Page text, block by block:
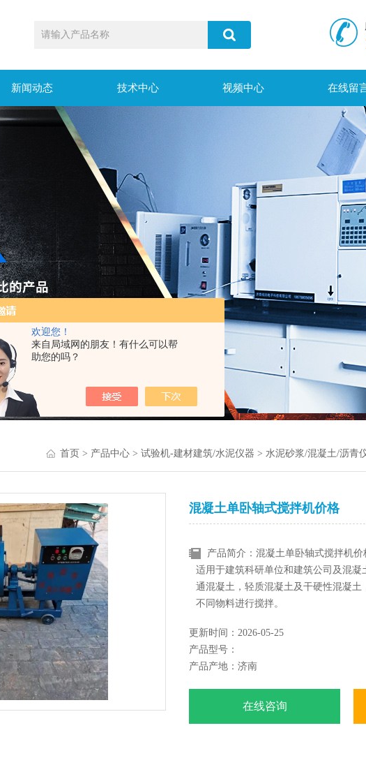
欢迎您！
来自局域网的朋友！有什么可以帮
助您的吗？
新闻动态 技术中心 视频中心 在线留
首页 > 产品中心> 试验机-建材建筑/水泥仪器 > 水泥砂浆/混凝土/沥青
混凝土单卧轴式搅拌机价格
产品简介：混凝土单卧轴式搅拌机
适用于建筑科研单位和建筑公司及混
通混凝土，轻质混凝土及干硬性混凝
不同物料进行搅拌。
更新时间：2026-05-25
产品型号：
产品产地：济南
在线咨询